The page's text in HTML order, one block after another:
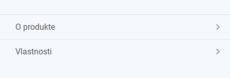
O produkte
Vlastnosti